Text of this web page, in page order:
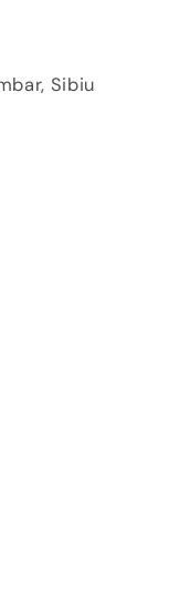
Sibiu